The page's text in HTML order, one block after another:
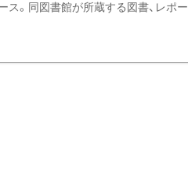
。同図書館が所蔵する図書、レポー